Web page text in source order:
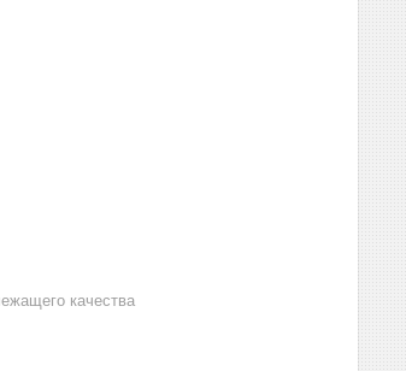
качества